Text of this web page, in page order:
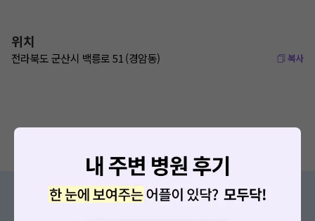
위치
전라북도 군산시 백릉로 51 (경암동) 복사
증상/치료, 궁금한 점이 있나요?